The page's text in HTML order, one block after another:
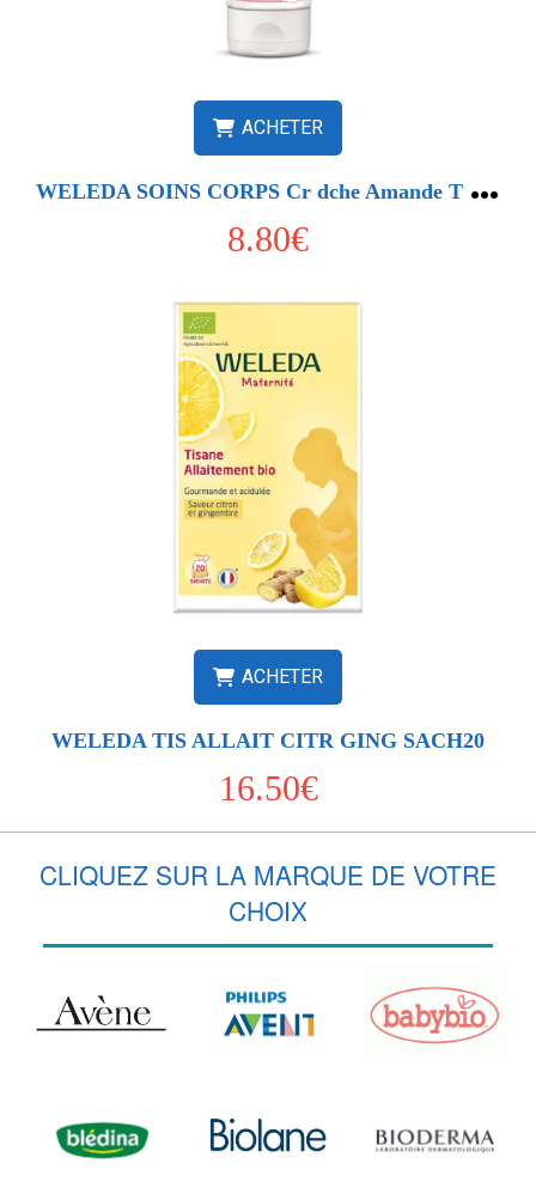
ACHETER
W
ELEDA SOINS CORPS Cr dche Amande T 200ml
8.80€
ACHETER
WELEDA TIS ALLAIT CITR GING SACH20
16.50€
CLIQUEZ SUR LA MARQUE DE VOTRE
CHOIX